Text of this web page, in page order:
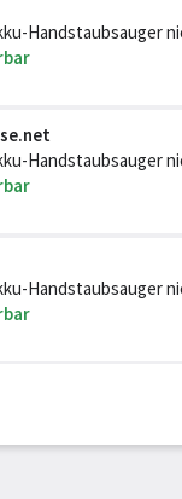
Handstaubsauger
Handstaubsauger
Handstaubsauger